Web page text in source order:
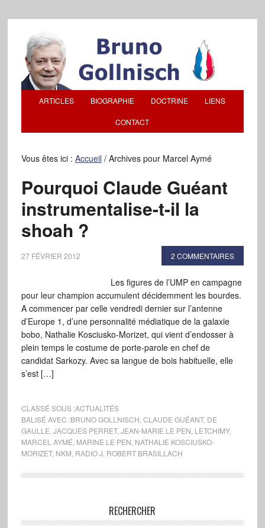
ARTICLES BIOGRAPHIE DOCTRINE LIENS
CONTACT
Vous êtes ici : Accueil /Archives pour Marcel Aymé
Pourquoi Claude Guéant
instrumentalise-t-il la
shoah ?
27 FÉVRIER 2012 2 COMMENTAIRES
Les figures de l’UMP en campagne
pour leur champion accumulent décidemment les bourdes.
A commencer par celle vendredi dernier sur l’antenne
d’Europe 1, d’une personnalité médiatique de la galaxie
bobo, Nathalie Kosciusko-Morizet, qui vient d’endosser à
plein temps le costume de porte-parole en chef de
candidat Sarkozy. Avec sa langue de bois habituelle, elle
s’est […]
CLASSÉ SOUS :ACTUALITÉS
BALISÉ AVEC :BRUNO GOLLNISCH CLAUDE GUÉANT, DE
GAULLE JACQUES PERRET, JEAN-MARIE LE PEN LETCHIMY,
MARCEL AYMÉ MARINE LE PEN NATHALIE KOSCIUSKO-
MORIZET, NKM RADIO J ROBERT BRASILLACH
RECHERCHER